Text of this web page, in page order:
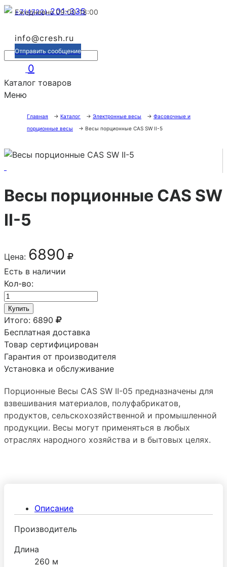
+7(4722)201-335
Ежедневно 09:00-18:00
info@cresh.ru
Отправить сообщение
0
Каталог товаров
Меню
Главная → Каталог → Электронные весы → Фасовочные и
порционные весы
→ Весы порционные CAS SW II-5
Весы порционные CAS SW
II-5
Цена: 6890
Есть в наличии
Кол-во:
Купить
Итого: 6890
Бесплатная доставка
Товар сертифицирован
Гарантия от производителя
Установка и обслуживание
Порционные Весы CAS SW II-05 предназначены для
взвешивания материалов, полуфабрикатов,
продуктов, сельскохозяйственной и промышленной
продукции. Весы могут применяться в любых
отраслях народного хозяйства и в бытовых целях.
Описание
Производитель
Длина
260 м